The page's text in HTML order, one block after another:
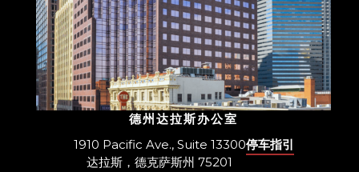
德州达拉斯办公室
1910 Pacific Ave., Suite 13300
达拉斯，德克萨斯州 75201
停车指引